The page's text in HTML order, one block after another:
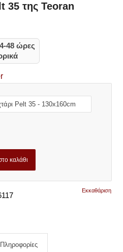
35 της Teoran
48 ώρες
Εκκαθάριση
καλάθι